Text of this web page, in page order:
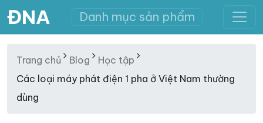
ĐNA Danh mục sản phẩm
Trang chủ Blog
Học tập
Các loại máy phát điện 1 pha ở Việt Nam thường
dùng